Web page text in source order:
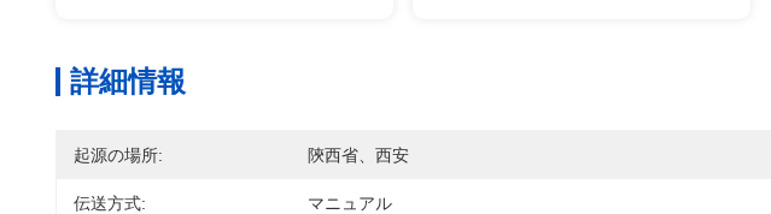
詳細情報
起源の場所: 陝西省、西安
伝送方式: マニュアル